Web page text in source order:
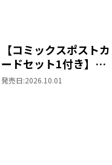
【コミックスポストカ
ードセット1付き】恋
した人は、妹の代わり
発売日:2026.10.01